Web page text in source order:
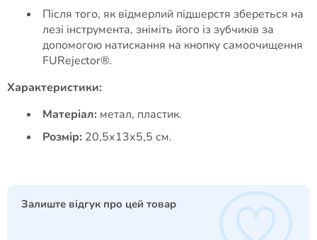
Після того, як відмерлий підшерстя збереться на
лезі інструмента, зніміть його із зубчиків за
допомогою натискання на кнопку самоочищення
FURejector®.
Характеристики:
Матеріал: метал, пластик.
Розмір: 20,5х13х5,5 см.
Залиште відгук про цей товар